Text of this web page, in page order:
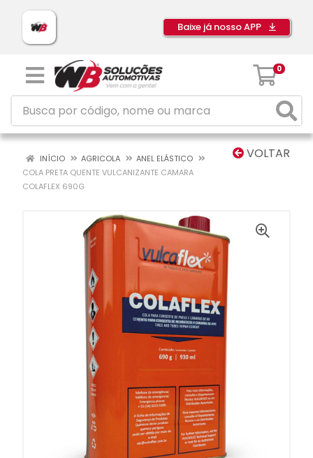
Baixe já nosso APP
0
VOLTAR
INÍCIO AGRICOLA
ANEL ELÁSTICO
COLA PRETA QUENTE VULCANIZANTE CAMARA
COLAFLEX 690G